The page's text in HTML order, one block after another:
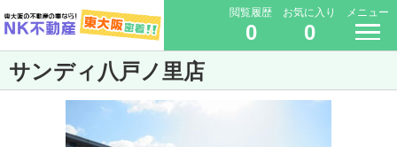
閲覧履歴
0
お気に入り
0
メニュー
サンディ八戸ノ里店